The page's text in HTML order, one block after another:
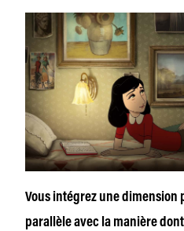
Vous intégrez une dimension
parallèle avec la manière